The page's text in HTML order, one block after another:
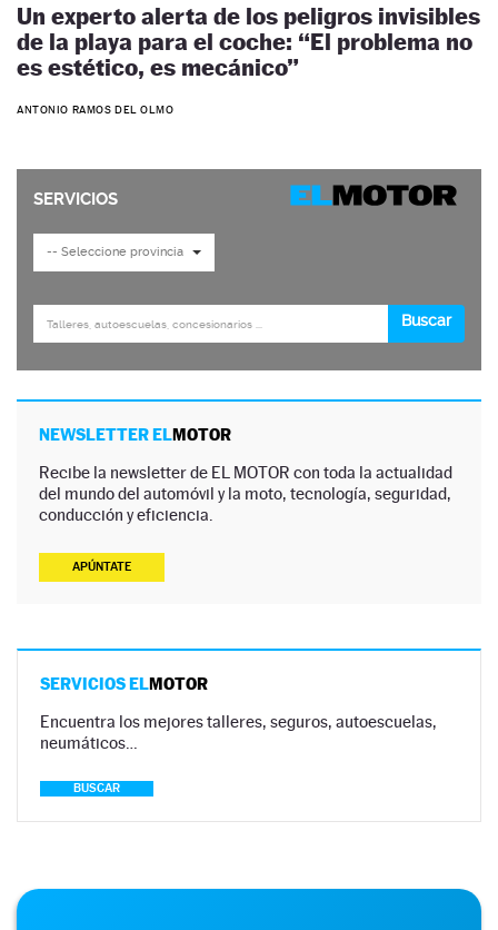
Un experto alerta de los peligros invisibles
de la playa para el coche: “El problema no
es estético, es mecánico”
ANTONIO RAMOS DEL OLMO
NEWSLETTER ELMOTOR
Recibe la newsletter de EL MOTOR con toda la actualidad
del mundo del automóvil y la moto, tecnología, seguridad,
conducción y eficiencia.
APÚNTATE
SERVICIOS ELMOTOR
Encuentra los mejores talleres, seguros, autoescuelas,
neumáticos…
BUSCAR